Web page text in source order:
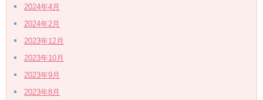
2024年4月
2024年2月
2023年12月
2023年10月
2023年9月
2023年8月